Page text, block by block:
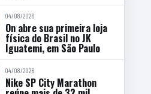
04/08/2026
On abre sua primeira loja
física do Brasil no JK
Iguatemi, em São Paulo
04/08/2026
Nike SP City Marathon